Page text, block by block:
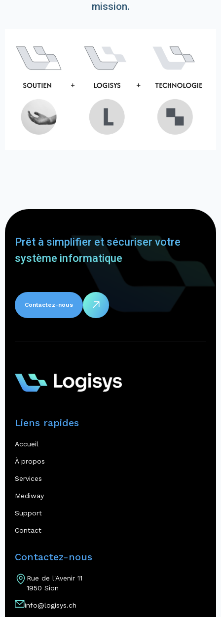
mission.
Prêt à simplifier et sécuriser votre
système informatique
Contactez-nous
Liens rapides
Accueil
À propos
Services
Mediway
Support
Contact
Contactez-nous
Rue de l'Avenir 11
1950 Sion
info@logisys.ch